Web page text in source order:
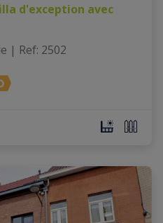
d'exception avec
| Ref: 2502